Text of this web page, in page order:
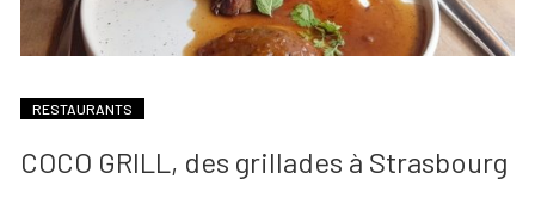
RESTAURANTS
COCO GRILL, des grillades à Strasbourg